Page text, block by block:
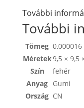
További
További
Tömeg 0,000016
Méretek9,5 × 9,5
Szín
fehér
Anyag Gumi
Ország CN